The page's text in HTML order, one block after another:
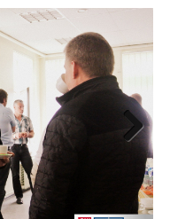
Next